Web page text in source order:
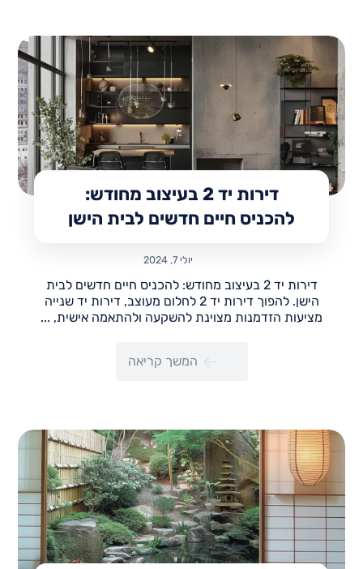
דירות יד 2 בעיצוב מחודש:
להכניס חיים חדשים לבית הישן
יולי 7, 2024
דירות יד 2 בעיצוב מחודש: להכניס חיים חדשים לבית
הישן. להפוך דירות יד 2 לחלום מעוצב, דירות יד שנייה
מציעות הזדמנות מצוינת להשקעה ולהתאמה אישית, ...
המשך קריאה